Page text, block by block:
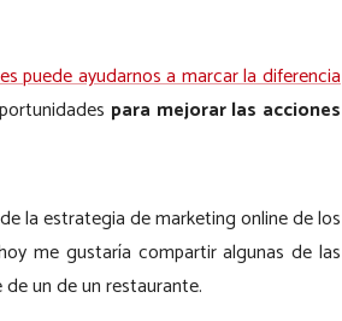
puede ayudarnos a marcar la diferencia
para mejorar las acciones
la estrategia de marketing online de los
me gustaría compartir algunas de las
un de un restaurante.